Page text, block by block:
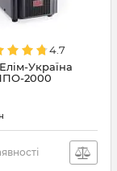
4.7
Україна
2000